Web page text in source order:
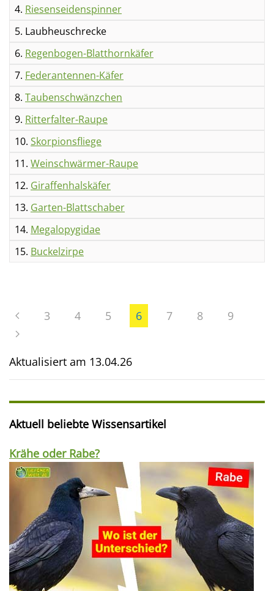
4. Riesenseidenspinner
5. Laubheuschrecke
6. Regenbogen-Blatthornkäfer
7. Federantennen-Käfer
8. Taubenschwänzchen
9. Ritterfalter-Raupe
10. Skorpionsfliege
11. Weinschwärmer-Raupe
12. Giraffenhalskäfer
13. Garten-Blattschaber
14. Megalopygidae
15. Buckelzirpe
3 4 5 6 7 8 9
Aktualisiert am 13.04.26
Aktuell beliebte Wissensartikel
Krähe oder Rabe?